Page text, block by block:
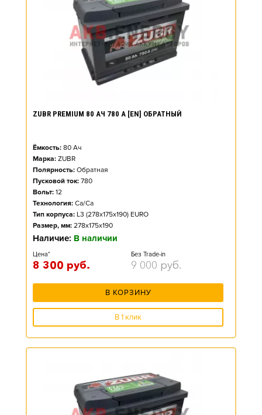
ZUBR PREMIUM 80 АЧ 780 А [EN] ОБРАТНЫЙ
Ёмкость: 80 Ач
Марка: ZUBR
Полярность: Обратная
Пусковой ток: 780
Вольт: 12
Технология: Ca/Ca
Тип корпуса: L3 (278x175x190) EURO
Размер, мм: 278x175x190
Наличие: В наличии
Цена*
8 300 руб.
Без Trade-in
9 000 руб.
В КОРЗИНУ
В 1 клик